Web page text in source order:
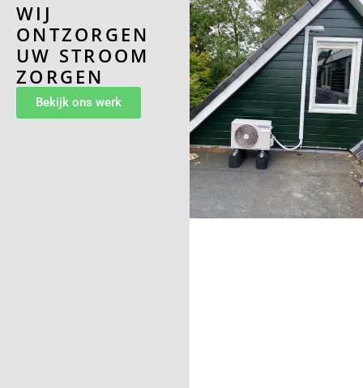
WIJ
ONTZORGEN
UW STROOM
ZORGEN
Bekijk ons werk